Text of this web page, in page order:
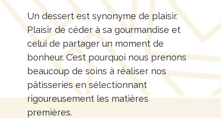
Un dessert est synonyme de plaisir.
Plaisir de céder à sa gourmandise et
celui de partager un moment de
bonheur. C’est pourquoi nous prenons
beaucoup de soins à réaliser nos
pâtisseries en sélectionnant
rigoureusement les matières
premières.